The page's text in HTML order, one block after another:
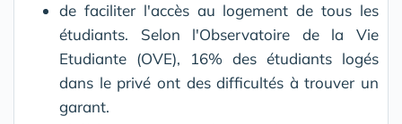
de faciliter l'accès au logement de tous les
étudiants. Selon l'Observatoire de la Vie
Etudiante (OVE), 16% des étudiants logés
dans le privé ont des difficultés à trouver un
garant.